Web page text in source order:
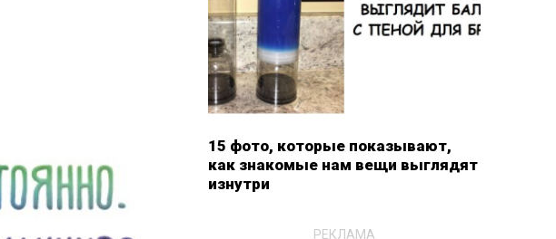
15 фото, которые показывают,
как знакомые нам вещи выглядят
изнутри
РЕКЛАМА